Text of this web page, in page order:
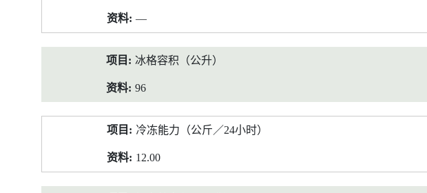
—
冰格容积（公升）
96
冷冻能力（公斤／24小时）
12.00